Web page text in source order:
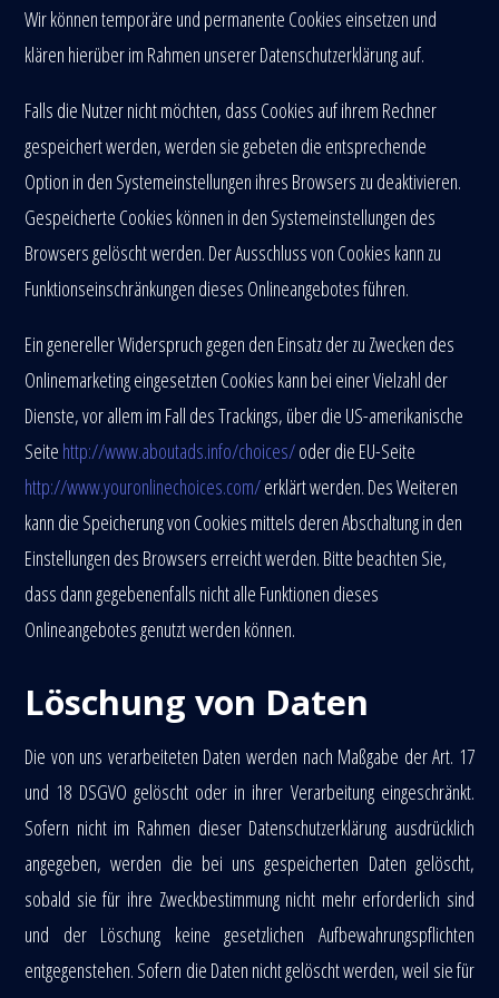
Wir können temporäre und permanente Cookies einsetzen und
klären hierüber im Rahmen unserer Datenschutzerklärung auf.
Falls die Nutzer nicht möchten, dass Cookies auf ihrem Rechner
gespeichert werden, werden sie gebeten die entsprechende
Option in den Systemeinstellungen ihres Browsers zu deaktivieren.
Gespeicherte Cookies können in den Systemeinstellungen des
Browsers gelöscht werden. Der Ausschluss von Cookies kann zu
Funktionseinschränkungen dieses Onlineangebotes führen.
Ein genereller Widerspruch gegen den Einsatz der zu Zwecken des
Onlinemarketing eingesetzten Cookies kann bei einer Vielzahl der
Dienste, vor allem im Fall des Trackings, über die US-amerikanische
Seite http://www.aboutads.info/choices/oder die EU-Seite
http://www.youronlinechoices.com/erklärt werden. Des Weiteren
kann die Speicherung von Cookies mittels deren Abschaltung in den
Einstellungen des Browsers erreicht werden. Bitte beachten Sie,
dass dann gegebenenfalls nicht alle Funktionen dieses
Onlineangebotes genutzt werden können.
Löschung von Daten
Die von uns verarbeiteten Daten werden nach Maßgabe der Art. 17
und 18 DSGVO gelöscht oder in ihrer Verarbeitung eingeschränkt.
Sofern nicht im Rahmen dieser Datenschutzerklärung ausdrücklich
angegeben, werden die bei uns gespeicherten Daten gelöscht,
sobald sie für ihre Zweckbestimmung nicht mehr erforderlich sind
und der Löschung keine gesetzlichen Aufbewahrungspflichten
entgegenstehen. Sofern die Daten nicht gelöscht werden, weil sie für